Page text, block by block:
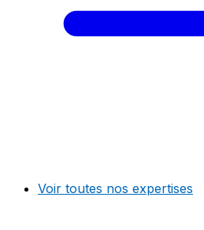
Voir toutes nos expertises